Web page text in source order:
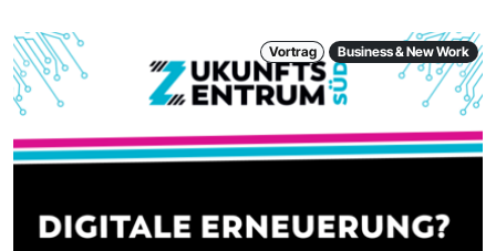
Vortrag Business & New Work